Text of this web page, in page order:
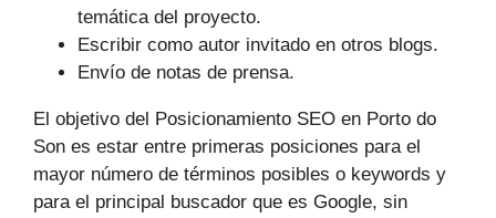
temática del proyecto.
Escribir como autor invitado en otros blogs.
Envío de notas de prensa.
El objetivo del Posicionamiento SEO en Porto do
Son es estar entre primeras posiciones para el
mayor número de tér­minos posibles o keywords y
para el principal buscador que es Google, sin